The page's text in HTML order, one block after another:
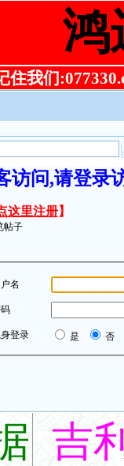
鸿
住我们
访问,请登
这里注册】
帖子
名
登录 是 否
吉